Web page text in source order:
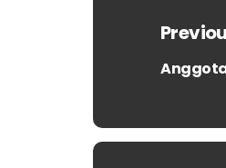
Previous